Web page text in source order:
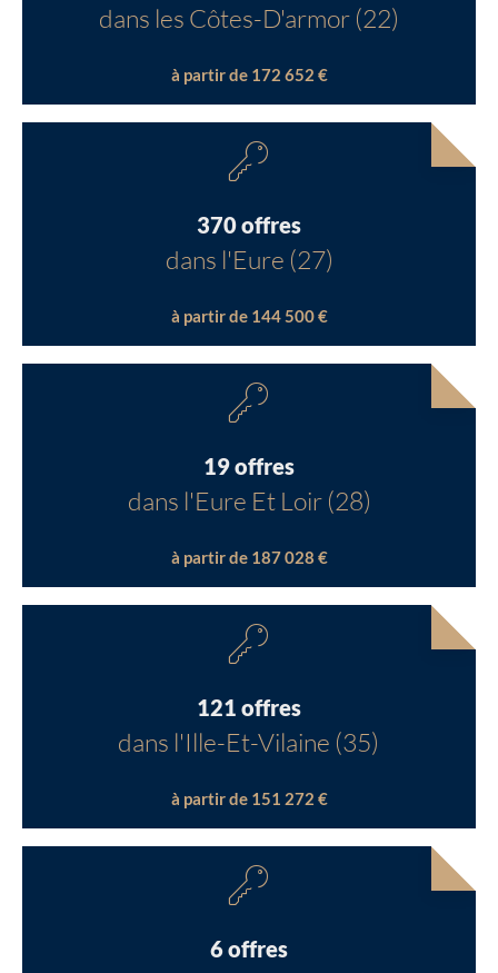
dans les Côtes-D'armor (22)
à partir de 172 652 €
370 offres
dans l'Eure (27)
à partir de 144 500 €
19 offres
dans l'Eure Et Loir (28)
à partir de 187 028 €
121 offres
dans l'Ille-Et-Vilaine (35)
à partir de 151 272 €
6 offres